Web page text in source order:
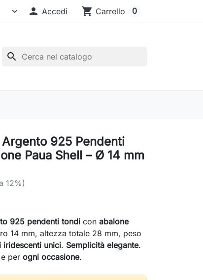
 Accedi shopping_cart Carrello 0
search
925 Pendenti
Paua Shell – Ø 14 mm
12%)
925 pendenti tondi con abalone
14 mm, altezza totale 28 mm, peso
iridescenti unici. Semplicità elegante.
e per ogni occasione.